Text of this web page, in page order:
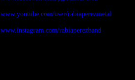
www.youtube.com/user/rabiaperezmetal
www.instagram.com/rabiaperezband